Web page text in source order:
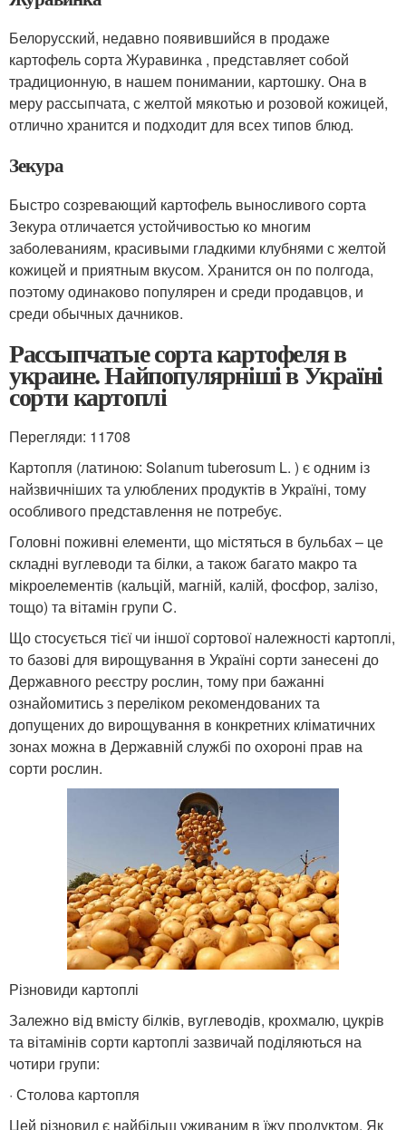
Белорусский, недавно появившийся в продаже
картофель сорта Журавинка , представляет собой
традиционную, в нашем понимании, картошку. Она в
меру рассыпчата, с желтой мякотью и розовой кожицей,
отлично хранится и подходит для всех типов блюд.
Зекура
Быстро созревающий картофель выносливого сорта
Зекура отличается устойчивостью ко многим
заболеваниям, красивыми гладкими клубнями с желтой
кожицей и приятным вкусом. Хранится он по полгода,
поэтому одинаково популярен и среди продавцов, и
среди обычных дачников.
Рассыпчатые сорта картофеля в
украине. Найпопулярніші в Україні
сорти картоплі
Перегляди: 11708
Картопля (латиною: Solanum tuberosum L. ) є одним із
найзвичніших та улюблених продуктів в Україні, тому
особливого представлення не потребує.
Головні поживні елементи, що містяться в бульбах – це
складні вуглеводи та білки, а також багато макро та
мікроелементів (кальцій, магній, калій, фосфор, залізо,
тощо) та вітамін групи C.
Що стосується тієї чи іншої сортової належності картоплі,
то базові для вирощування в Україні сорти занесені до
Державного реєстру рослин, тому при бажанні
ознайомитись з переліком рекомендованих та
допущених до вирощування в конкретних кліматичних
зонах можна в Державній службі по охороні прав на
сорти рослин.
Різновиди картоплі
Залежно від вмісту білків, вуглеводів, крохмалю, цукрів
та вітамінів сорти картоплі зазвичай поділяються на
чотири групи:
· Столова картопля
Цей різновид є найбільш уживаним в їжу продуктом. Як